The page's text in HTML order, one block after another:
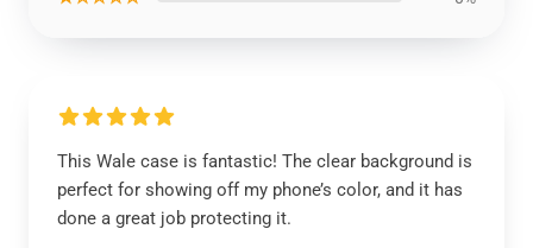
This Wale case is fantastic! The clear background is
perfect for showing off my phone’s color, and it has
done a great job protecting it.